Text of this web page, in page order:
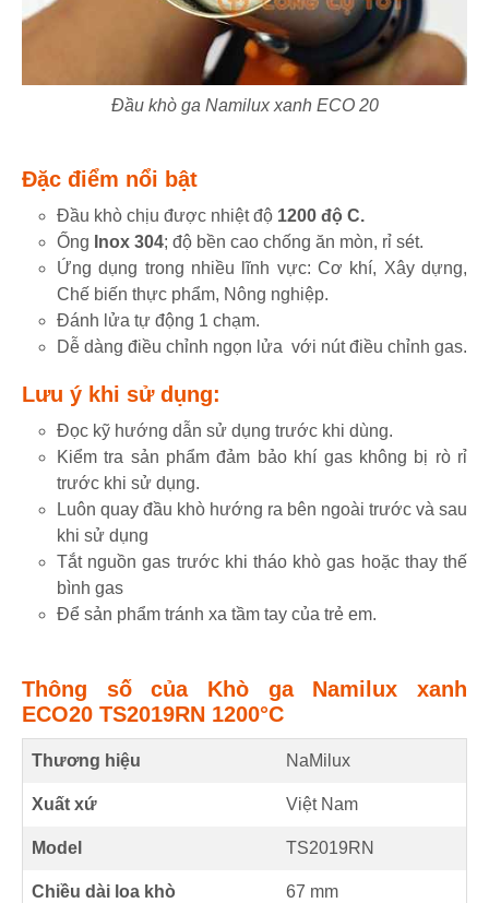
Đầu khò ga Namilux xanh ECO 20
Đặc điểm nổi bật
Đầu khò chịu được nhiệt độ 1200 độ C.
Ống Inox 304; độ bền cao chống ăn mòn, rỉ sét.
Ứng dụng trong nhiều lĩnh vực: Cơ khí, Xây dựng,
Chế biến thực phẩm, Nông nghiệp.
Đánh lửa tự động 1 chạm.
Dễ dàng điều chỉnh ngọn lửa với nút điều chỉnh gas.
Lưu ý khi sử dụng:
​Đọc kỹ hướng dẫn sử dụng trước khi dùng.
Kiểm tra sản phẩm đảm bảo khí gas không bị rò rỉ
trước khi sử dụng.
Luôn quay đầu khò hướng ra bên ngoài trước và sau
khi sử dụng
Tắt nguồn gas trước khi tháo khò gas hoặc thay thế
bình gas
Để sản phẩm tránh xa tầm tay của trẻ em.​
Thông số của Khò ga Namilux xanh
ECO20 TS2019RN 1200°C
Thương hiệu NaMilux
Xuất xứ Việt Nam
Model TS2019RN
Chiều dài loa khò 67 mm